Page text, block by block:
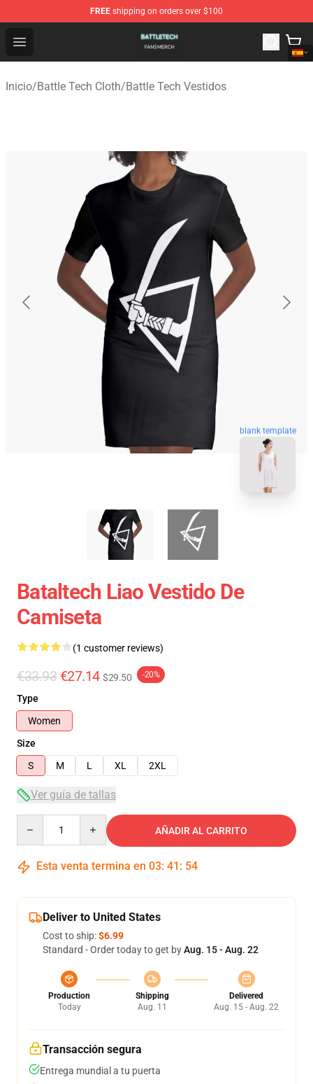
FREE shipping on orders over $100
Open menu
Battle Tech Shop - Official Battle Tech Merchandise Store
Inicio/Battle Tech Cloth/Battle Tech Vestidos
blank template
Bataltech Liao Vestido De
Camiseta
(1 customer reviews)
€33.93 €27.14 $29.50 -20%
Type
Women
Size
S
M L XL 2XL
Ver guía de tallas
AÑADIR AL CARRITO
Esta venta termina en 03: 41 : 54
Deliver to United States
Cost to ship:$6.99
Standard - Order today to get byAug. 15 - Aug. 22
Production
Today
Shipping
Aug. 11
Delivered
Aug. 15 - Aug. 22
Transacción segura
Entrega mundial a tu puerta